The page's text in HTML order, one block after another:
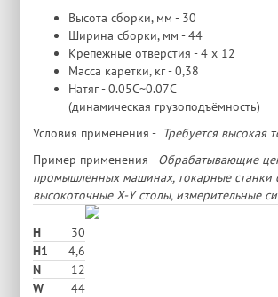
Высота сборки, мм - 30
Ширина сборки, мм - 44
Крепежные отверстия - 4 х 12
Масса каретки, кг - 0,38
Натяг - 0.05C~0.07C
(динамическая грузоподъёмность)
Условия применения - Требуется высокая
Пример применения - Обрабатывающие
промышленных машинах, токарные станки
высокоточные X-Y столы, измерительные
H
30
H1
4,6
N
12
W
44